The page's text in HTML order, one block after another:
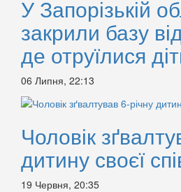
У Запорізькій
закрили базу
де отруїлися
06 Липня, 22:13
Чоловік
дитину своєї
19 Червня, 20:35